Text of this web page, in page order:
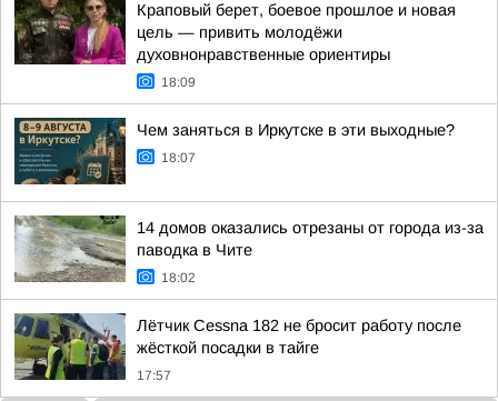
Краповый берет, боевое прошлое и новая
цель — привить молодёжи
духовнонравственные ориентиры
18:09
Чем заняться в Иркутске в эти выходные?
18:07
14 домов оказались отрезаны от города из-за
паводка в Чите
18:02
Лётчик Cessna 182 не бросит работу после
жёсткой посадки в тайге
17:57